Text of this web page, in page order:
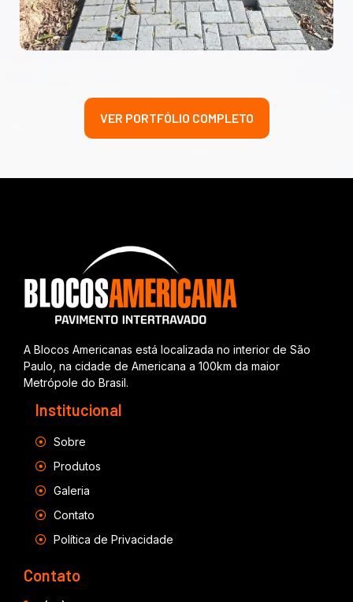
VER PORTFÓLIO COMPLETO
A Blocos Americanas está localizada no interior de São
Paulo, na cidade de Americana a 100km da maior
Metrópole do Brasil.
Institucional
Sobre
Produtos
Galeria
Contato
Política de Privacidade
Contato